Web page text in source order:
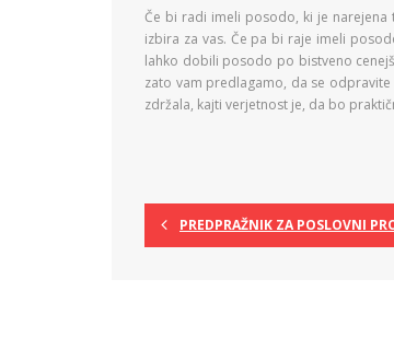
Če bi radi imeli posodo, ki je
izbira za vas. Če pa bi raje imeli
lahko dobili posodo po bistveno
zato vam predlagamo, da se
zdržala, kajti verjetnost je, da bo
PREDPRAŽNIK ZA POSLOVNI